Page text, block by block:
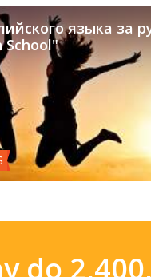
языка за
School"
do